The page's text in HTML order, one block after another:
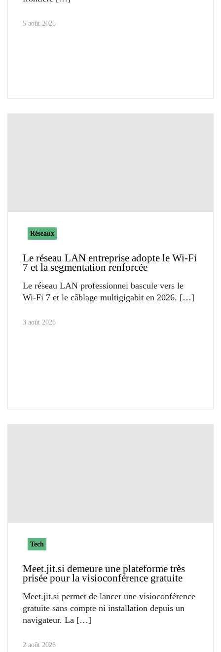
5 août 2026
Réseaux
Le réseau LAN entreprise adopte le Wi-Fi
7 et la segmentation renforcée
Le réseau LAN professionnel bascule vers le
Wi-Fi 7 et le câblage multigigabit en 2026.
3 août 2026
Tech
Meet.jit.si demeure une plateforme très
prisée pour la visioconférence gratuite
Meet.jit.si permet de lancer une visioconférence
gratuite sans compte ni installation depuis un
navigateur. La
2 août 2026